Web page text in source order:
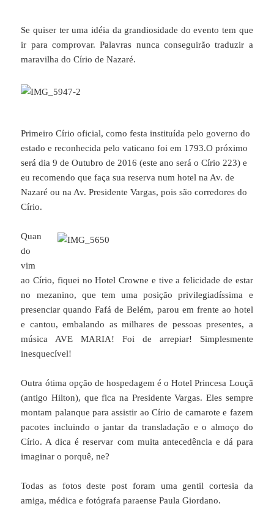
Se quiser ter uma idéia da grandiosidade do evento tem que
ir para comprovar. Palavras nunca conseguirão traduzir a
maravilha do Círio de Nazaré.
Primeiro Círio oficial, como festa instituída pelo governo do
estado e reconhecida pelo vaticano foi em 1793.O próximo
será dia 9 de Outubro de 2016 (este ano será o Círio 223) e
eu recomendo que faça sua reserva num hotel na Av. de
Nazaré ou na Av. Presidente Vargas, pois são corredores do
Círio.
Quan
do
vim
ao Círio, fiquei no Hotel Crowne e tive a felicidade de estar
no mezanino, que tem uma posição privilegiadíssima e
presenciar quando Fafá de Belém, parou em frente ao hotel
e cantou, embalando as milhares de pessoas presentes, a
música AVE MARIA! Foi de arrepiar! Simplesmente
inesquecível!
Outra ótima opção de hospedagem é o Hotel Princesa Louçã
(antigo Hilton), que fica na Presidente Vargas. Eles sempre
montam palanque para assistir ao Círio de camarote e fazem
pacotes incluindo o jantar da transladação e o almoço do
Círio. A dica é reservar com muita antecedência e dá para
imaginar o porquê, ne?
Todas as fotos deste post foram uma gentil cortesia da
amiga, médica e fotógrafa paraense Paula Giordano.